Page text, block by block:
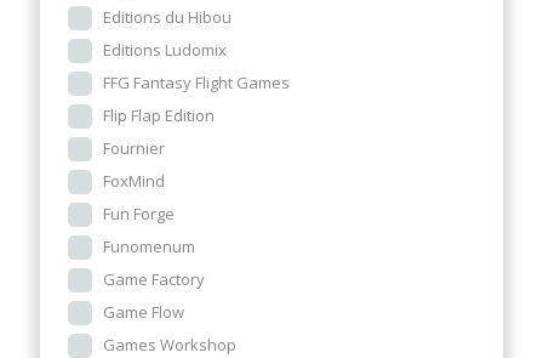
Editions du Hibou
Editions Ludomix
FFG Fantasy Flight Games
Flip Flap Edition
Fournier
FoxMind
Fun Forge
Funomenum
Game Factory
Game Flow
Games Workshop